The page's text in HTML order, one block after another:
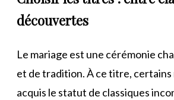
découvertes
Le mariage est une cérémonie
et de tradition. À ce titre,
acquis le statut de classiques